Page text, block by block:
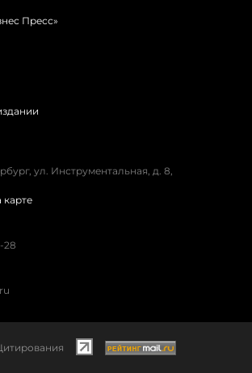
Пресс»
ул. Инструментальная, д. 8,
карте
28